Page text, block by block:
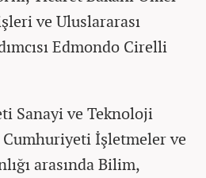
ve Uluslararası
Edmondo Cirelli
Sanayi ve Teknoloji
Cumhuriyeti İşletmeler ve
arasında Bilim,